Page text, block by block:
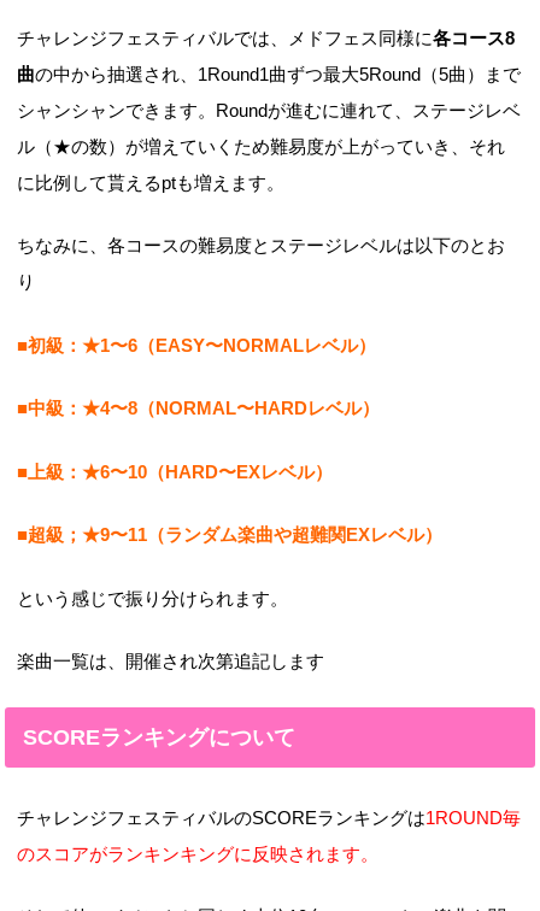
チャレンジフェスティバルでは、メドフェス同様に各コース8
曲の中から抽選され、1Round1曲ずつ最大5Round（5曲）まで
シャンシャンできます。Roundが進むに連れて、ステージレベ
ル（★の数）が増えていくため難易度が上がっていき、それ
に比例して貰えるptも増えます。
ちなみに、各コースの難易度とステージレベルは以下のとお
り
■初級：★1〜6（EASY〜NORMALレベル）
■中級：★4〜8（NORMAL〜HARDレベル）
■上級：★6〜10（HARD〜EXレベル）
■超級；★9〜11（ランダム楽曲や超難関EXレベル）
という感じで振り分けられます。
楽曲一覧は、開催され次第追記します
SCOREランキングについて
チャレンジフェスティバルのSCOREランキングは1ROUND毎
のスコアがランキンキングに反映されます。